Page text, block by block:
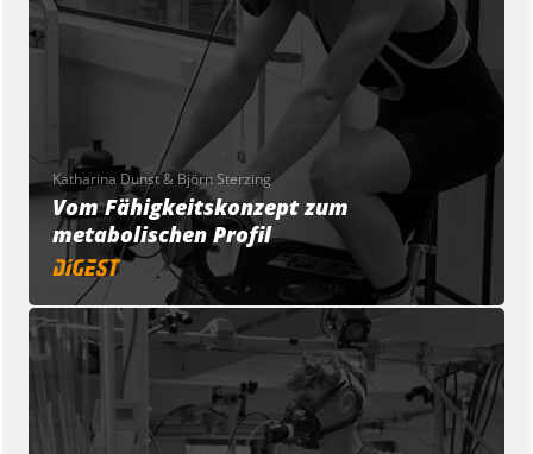
Katharina Dunst & Björn Sterzing
Vom Fähigkeitskonzept zum
metabolischen Profil